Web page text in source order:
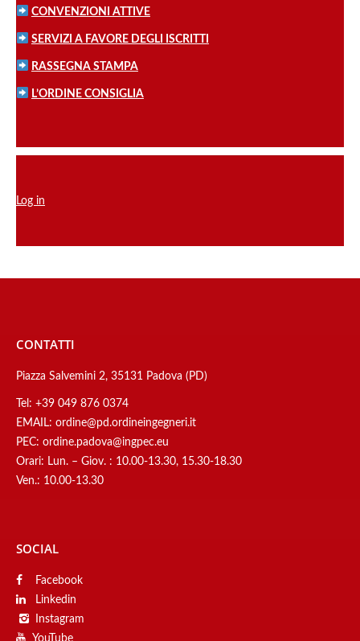
CONVENZIONI ATTIVE
SERVIZI A FAVORE DEGLI ISCRITTI
RASSEGNA STAMPA
L’ORDINE CONSIGLIA
Log in
CONTATTI
Piazza Salvemini 2, 35131 Padova (PD)
Tel: +39 049 876 0374
EMAIL: ordine@pd.ordineingegneri.it
PEC: ordine.padova@ingpec.eu
Orari: Lun. – Giov. : 10.00-13.30, 15.30-18.30
Ven.: 10.00-13.30
SOCIAL
Facebook
Linkedin
Instagram
YouTube